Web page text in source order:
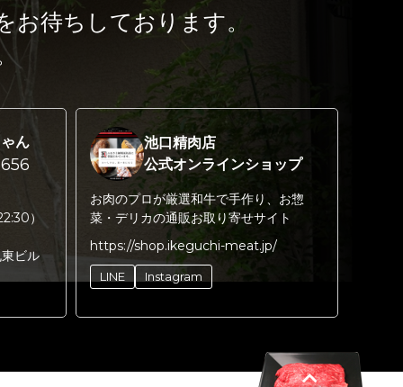
お待ちしております。
ん
）
ビル
池口精肉店
公式オンラインショップ
お肉のプロが厳選和牛で手作り、お惣
菜・デリカの通販お取り寄せサイト
https://shop.ikeguchi-meat.jp/
LINE Instagram